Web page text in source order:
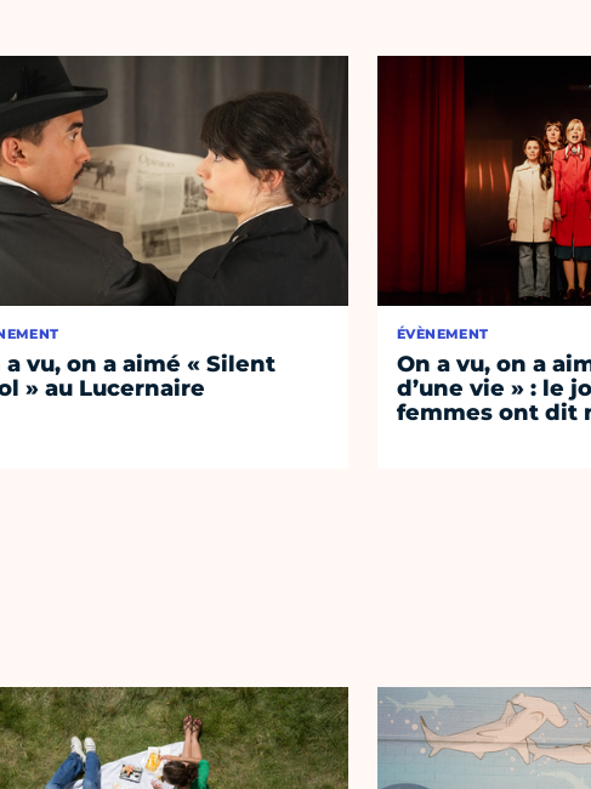
a vu, on a aimé « Silent
» au Lucernaire
ÉVÈNEMENT
On a vu, on a
d’une vie » : le
femmes ont dit